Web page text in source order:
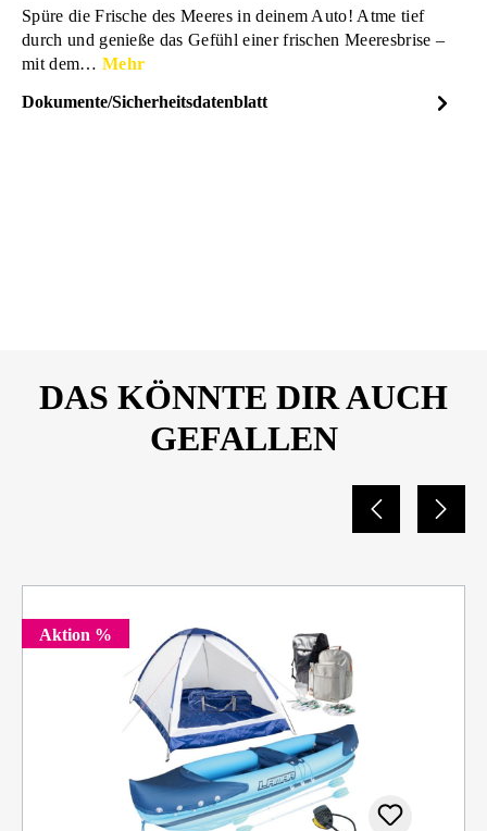
Spüre die Frische des Meeres in deinem Auto! Atme tief
durch und genieße das Gefühl einer frischen Meeresbrise –
mit dem… Mehr
Dokumente/Sicherheitsdatenblatt
DAS KÖNNTE DIR AUCH
GEFALLEN
Aktion %